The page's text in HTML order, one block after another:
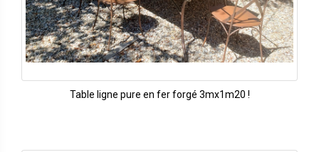
Table ligne pure en fer forgé 3mx1m20 !